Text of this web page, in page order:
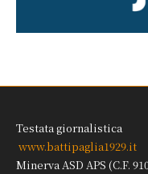
Testata giornalistica
www.battipaglia1929.it
Minerva ASD APS (C.F.